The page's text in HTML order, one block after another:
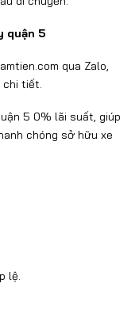
quận 5
qua Zalo,
chi tiết.
5 0% lãi suất, giúp
chóng sở hữu xe
lệ.